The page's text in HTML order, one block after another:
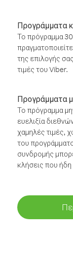
Προγράμματα
Το πρόγραμμα
της επιλογής
τιμές του Viber.
Προγράμματα
Το πρόγραμμα
ευελιξία
χαμηλές τιμές,
του
συνδρομής
κλήσεις που ήδη